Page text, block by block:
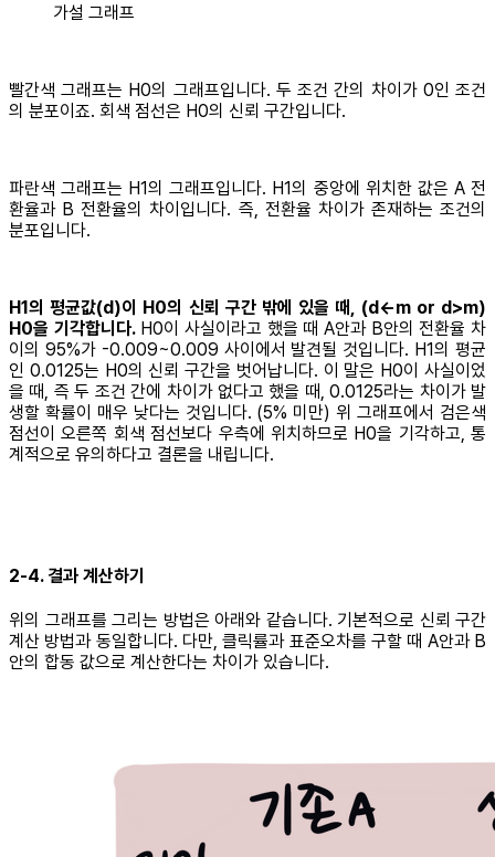
가설 그래프
빨간색 그래프는 H0의 그래프입니다. 두 조건 간의 차이가 0인 조건
의 분포이죠. 회색 점선은 H0의 신뢰 구간입니다.
파란색 그래프는 H1의 그래프입니다. H1의 중앙에 위치한 값은 A 전
환율과 B 전환율의 차이입니다. 즉, 전환율 차이가 존재하는 조건의
분포입니다.
H1의 평균값(d)이 H0의 신뢰 구간 밖에 있을 때, (d<-m or d>m)
H0을 기각합니다.H0이 사실이라고 했을 때 A안과 B안의 전환율 차
이의 95%가 -0.009~0.009 사이에서 발견될 것입니다. H1의 평균
인 0.0125는 H0의 신뢰 구간을 벗어납니다. 이 말은 H0이 사실이었
을 때, 즉 두 조건 간에 차이가 없다고 했을 때, 0.0125라는 차이가 발
생할 확률이 매우 낮다는 것입니다. (5% 미만) 위 그래프에서 검은색
점선이 오른쪽 회색 점선보다 우측에 위치하므로 H0을 기각하고, 통
계적으로 유의하다고 결론을 내립니다.
2-4. 결과 계산하기
위의 그래프를 그리는 방법은 아래와 같습니다. 기본적으로 신뢰 구간
계산 방법과 동일합니다. 다만, 클릭률과 표준오차를 구할 때 A안과 B
안의 합동 값으로 계산한다는 차이가 있습니다.